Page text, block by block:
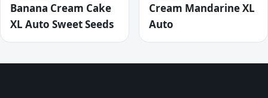
Banana Cream Cake
XL Auto Sweet Seeds
Cream Mandarine XL
Auto